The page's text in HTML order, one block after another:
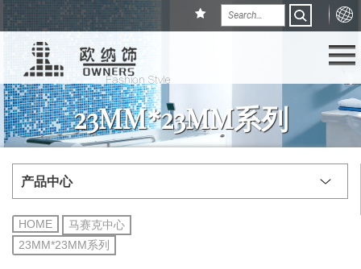
23MM*23MM系列
产品中心
HOME
马赛克中心
23MM*23MM系列